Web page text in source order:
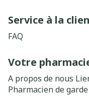
Service à la
FAQ
Votre
A propos de nous
Pharmacien de garde